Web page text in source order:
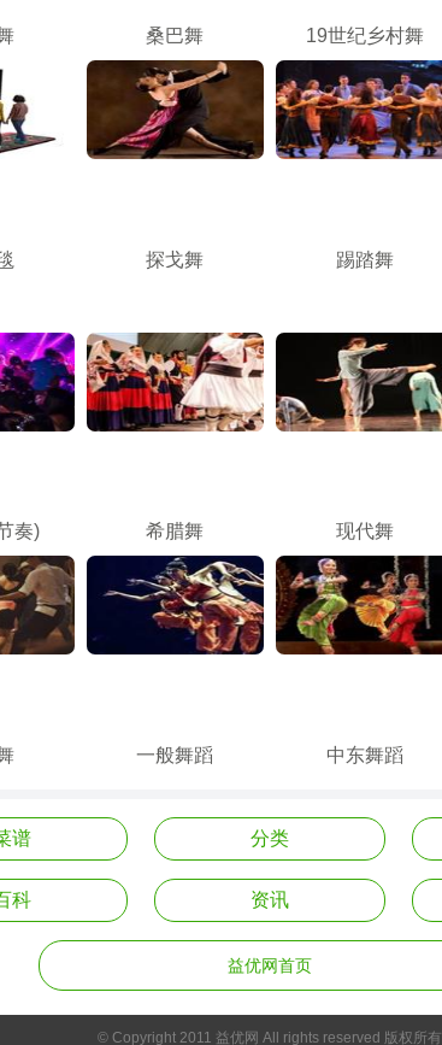
桑巴舞 19世纪乡村舞
探戈舞 踢踏舞
奏) 希腊舞 现代舞
一般舞蹈 中东舞蹈
谱 分类
科 资讯
益优网首页
© Copyright 2011 益优网 All rights reserved 版权所有